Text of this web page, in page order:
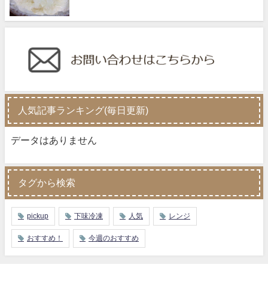
人気記事ランキング(毎日更新)
データはありません
タグから検索
pickup 下味冷凍 人気 レンジ
おすすめ！ 今週のおすすめ